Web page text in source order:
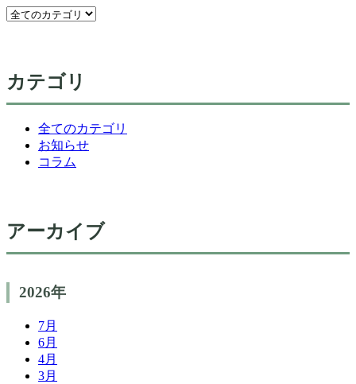
カテゴリ
全てのカテゴリ
お知らせ
コラム
アーカイブ
2026年
7月
6月
4月
3月